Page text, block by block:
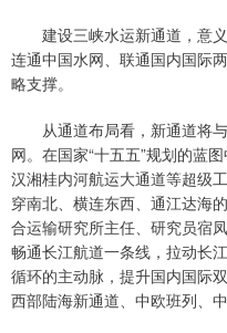
建设三峡水运新通道，意义
连通中国水网、联通国内国际
略支撑。
从通道布局看，新通道将与
网。在国家“十五五”规划的蓝
汉湘桂内河航运大通道等超级
穿南北、横连东西、通江达海
合运输研究所主任、研究员宿
畅通长江航道一条线，拉动长
循环的主动脉，提升国内国际
西部陆海新通道、中欧班列、